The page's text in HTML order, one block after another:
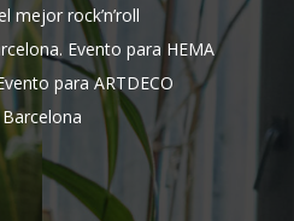
mejor rock’n’roll
Evento para HEMA
para ARTDECO